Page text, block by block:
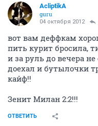
секса хотелось, а муШ
а я выла и жрала
панкреатит
ОТВЕТИТЬ
03 октября 2012
муж боялся??? Ржу